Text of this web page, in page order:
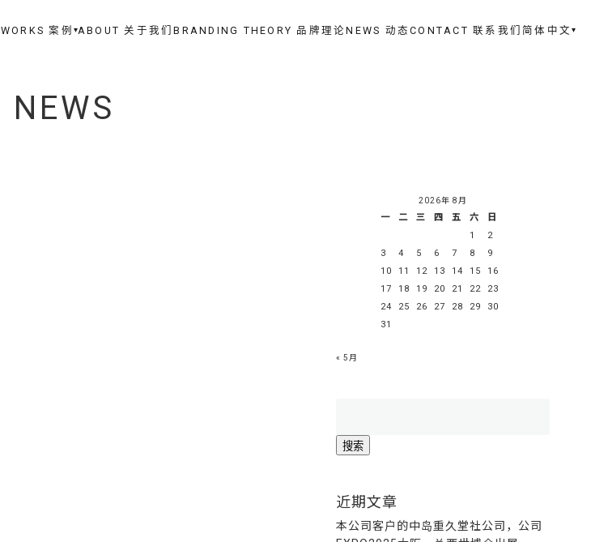
WORKS 案例 ▾ABOUT 关于我们BRANDING THEORY 品牌理论NEWS 动态 CONTACT 联系我们 简体中文 ▾
NEWS
2026年 8月
一 二 三 四 五 六
日
1
2
3
4 5 6 7 8
9
10
11 12 13 14 15
16
17
18 19 20 21 22
23
24
25 26 27 28 29
30
31
« 5月
近期文章
本公司客户的中岛重久堂社公司，公司